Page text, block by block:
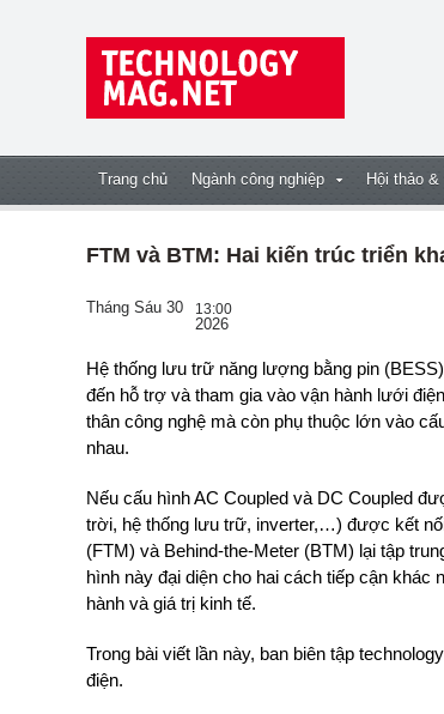
Trang chủ Ngành công nghiệp Hội thảo
FTM và BTM: Hai kiến trúc triển
Tháng Sáu 30 13:00
2026
Hệ thống lưu trữ năng lượng bằng pin (BESS) đang dần mở rộng vai trò, từ lưu trữ năng lượng đơn thuần
đến hỗ trợ và tham gia vào vận hành lưới
thân công nghệ mà còn phụ thuộc lớn vào
nhau.
Nếu cấu hình AC Coupled và DC Coupled
trời, hệ thống lưu trữ, inverter,…) được kết
(FTM) và Behind-the-Meter (BTM) lại tập
hình này đại diện cho hai cách tiếp cận khác
hành và giá trị kinh tế.
Trong bài viết lần này, ban biên tập
điện.